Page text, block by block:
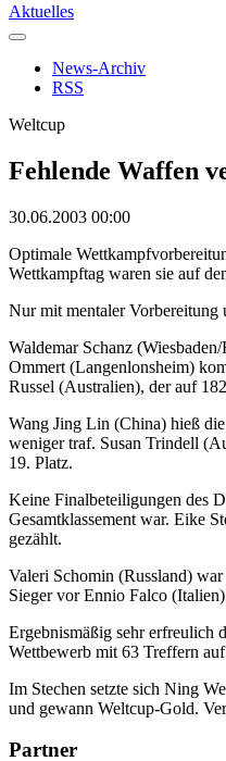
Aktuelles
News-Archiv
RSS
Weltcup
Fehlende Waffen
30.06.2003 00:00
Optimale
Wettkampftag waren sie auf
Nur mit mentaler Vorbereitung
Waldemar Schanz
Ommert (Langenlonsheim)
Russel (Australien), der auf
Wang Jing Lin (China) hieß
weniger traf. Susan Trindell
19. Platz.
Keine Finalbeteiligungen des
Gesamtklassement war. Eike
gezählt.
Valeri Schomin (Russland)
Sieger vor Ennio Falco
Ergebnismäßig sehr erfreulich
Wettbewerb mit 63 Treffern
Im Stechen setzte sich Ning
und gewann Weltcup-Gold.
Partner